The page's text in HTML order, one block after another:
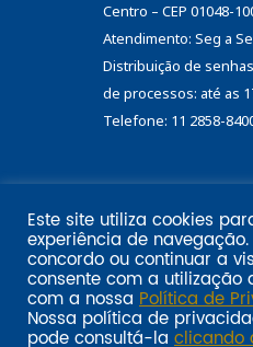
Centro – CEP 01048-
Atendimento: Seg a
Distribuição de senhas
de processos: até as
Telefone: 11 2858-
Email marketing
Pol�tica de privacidade
Este site utiliza cookies
experiência de
concordo ou continuar a
consente com a utilização
com a nossa Política de
Nossa política de
pode consultá-la clicando